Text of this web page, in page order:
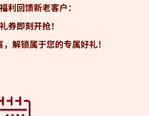
利回馈新老客户：
券即刻开抢！
解锁属于您的专属好礼！